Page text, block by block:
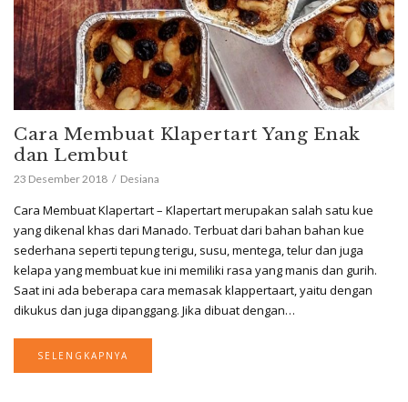
Cara Membuat Klapertart Yang Enak
dan Lembut
23 Desember 2018 Desiana
Cara Membuat Klapertart – Klapertart merupakan salah satu kue
yang dikenal khas dari Manado. Terbuat dari bahan bahan kue
sederhana seperti tepung terigu, susu, mentega, telur dan juga
kelapa yang membuat kue ini memiliki rasa yang manis dan gurih.
Saat ini ada beberapa cara memasak klappertaart, yaitu dengan
dikukus dan juga dipanggang. Jika dibuat dengan…
SELENGKAPNYA